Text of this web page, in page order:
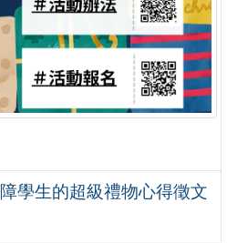
學生的超級禮物心得徵文